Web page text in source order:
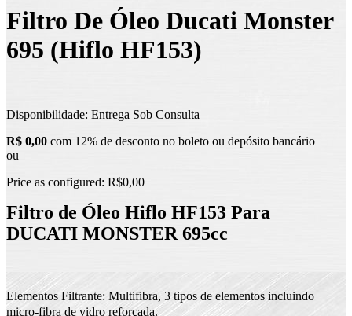
Filtro De Óleo Ducati Monster
695 (Hiflo HF153)
Disponibilidade: Entrega Sob Consulta
R$ 0,00 com 12% de desconto no boleto ou depósito bancário
ou
Price as configured: R$0,00
Filtro de Óleo Hiflo HF153 Para
DUCATI MONSTER 695cc
Elementos Filtrante: Multifibra, 3 tipos de elementos incluindo
micro-fibra de vidro reforçada.